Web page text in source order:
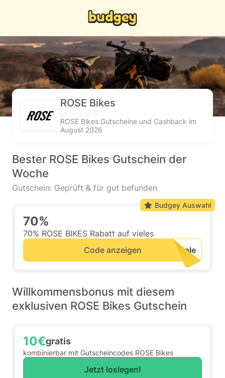
ROSE Bikes
ROSE Bikes Gutscheine und Cashback im
August 2026
Bester ROSE Bikes Gutschein der
Woche
Gutschein: Geprüft & für gut befunden
70%
70% ROSE BIKES Rabatt auf vieles
Code anzeigen
Budgey Auswahl
Willkommensbonus mit diesem
exklusiven ROSE Bikes Gutschein
10€gratis
kombinierbar mit Gutscheincodes ROSE Bikes
Jetzt loslegen!